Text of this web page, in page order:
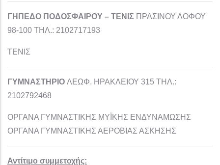
ΓΗΠΕΔΟ ΠΟΔΟΣΦΑΙΡΟΥ – ΤΕΝΙΣ ΠΡΑΣΙΝΟΥ ΛΟΦΟΥ
98-100 ΤΗΛ.: 2102717193
ΤΕΝΙΣ
ΓΥΜΝΑΣΤΗΡΙΟ ΛΕΩΦ. ΗΡΑΚΛΕΙΟΥ 315 ΤΗΛ.:
2102792468
ΟΡΓΑΝΑ ΓΥΜΝΑΣΤΙΚΗΣ ΜΥΪΚΗΣ ΕΝΔΥΝΑΜΩΣΗΣ
ΟΡΓΑΝΑ ΓΥΜΝΑΣΤΙΚΗΣ ΑΕΡΟΒΙΑΣ ΑΣΚΗΣΗΣ
Αντίτιμο συμμετοχής: